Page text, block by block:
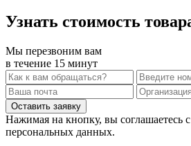
Узнать стоимость
Мы перезвоним вам
в течение 15 минут
Нажимая на кнопку, вы соглашаетесь с
персональных данных.